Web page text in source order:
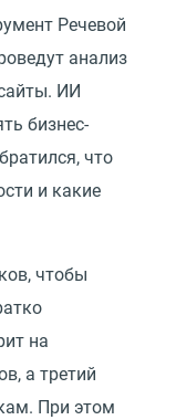
Речевой
анализ
ИИ
бизнес-
что
и какие
чтобы
на
а третий
При этом